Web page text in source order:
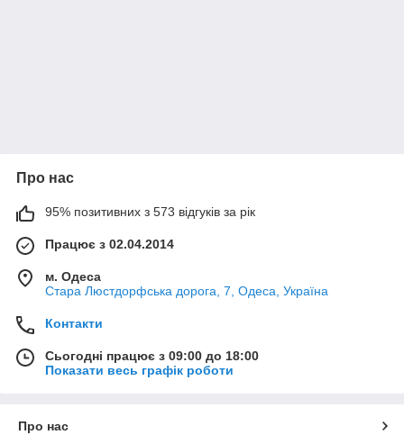
Про нас
95% позитивних з 573 відгуків за рік
Працює з 02.04.2014
м. Одеса
Стара Люстдорфська дорога, 7, Одеса, Україна
Контакти
Сьогодні працює з 09:00 до 18:00
Показати весь графік роботи
Про нас